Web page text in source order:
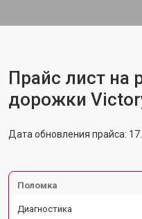
Прайс лист на
дорожки
Дата обновления прайса:
Поломка
Диагностика